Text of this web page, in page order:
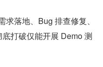
落地、Bug 排查修复、
打破仅能开展 Demo 测